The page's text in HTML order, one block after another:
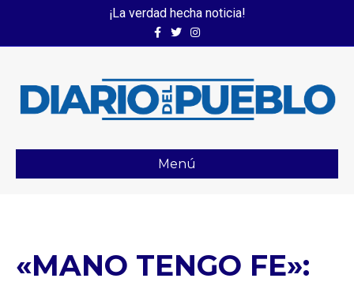
¡La verdad hecha noticia!
FacebookTwitterInstagram
Menú
«MANO TENGO FE»: